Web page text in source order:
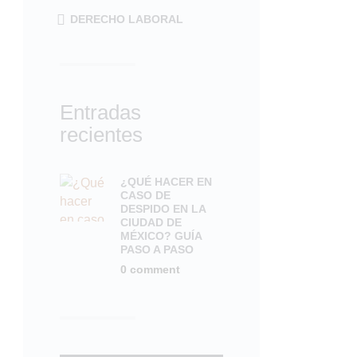
DERECHO LABORAL
Entradas
recientes
¿QUÉ HACER EN
CASO DE
DESPIDO EN LA
CIUDAD DE
MÉXICO? GUÍA
PASO A PASO
0 comment